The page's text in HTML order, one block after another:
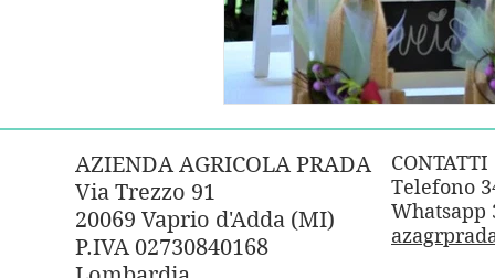
AZIENDA AGRICOLA PRADA
Via Trezzo 91
20069 Vaprio d'Adda (MI)
P.IVA 02730840168
CONTATTI
Telefono
Whatsapp